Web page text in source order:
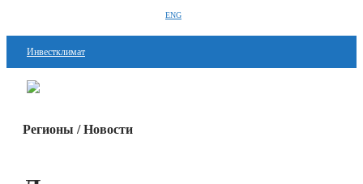
ENG
Инвестклимат
Финансы
Стартапы
Регионы / Новости